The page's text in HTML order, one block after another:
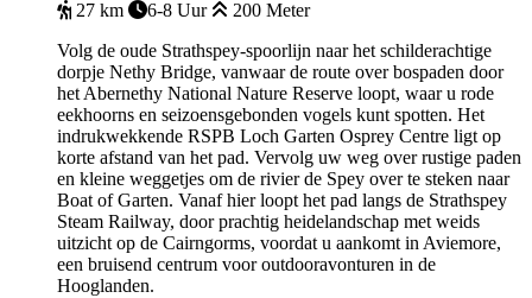
27 km 6-8 Uur
200 Meter
Volg de oude Strathspey-spoorlijn naar het schilderachtige
dorpje Nethy Bridge, vanwaar de route over bospaden door
het Abernethy National Nature Reserve loopt, waar u rode
eekhoorns en seizoensgebonden vogels kunt spotten. Het
indrukwekkende RSPB Loch Garten Osprey Centre ligt op
korte afstand van het pad. Vervolg uw weg over rustige paden
en kleine weggetjes om de rivier de Spey over te steken naar
Boat of Garten. Vanaf hier loopt het pad langs de Strathspey
Steam Railway, door prachtig heidelandschap met weids
uitzicht op de Cairngorms, voordat u aankomt in Aviemore,
een bruisend centrum voor outdooravonturen in de
Hooglanden.